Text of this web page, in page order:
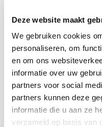
Deze website maakt
We gebruiken cookies
personaliseren, om
en om ons
informatie over uw
partners voor social
partners kunnen deze
informatie die u aan ze
verzameld op basis van
20 augustus 2019